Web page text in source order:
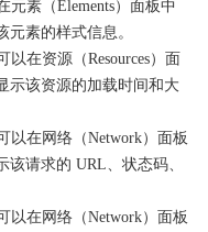
素（Elements）面板中
素的样式信息。
在资源（Resources）面
示该资源的加载时间和大
以在网络（Network）面板
请求的 URL、状态码、
以在网络（Network）面板